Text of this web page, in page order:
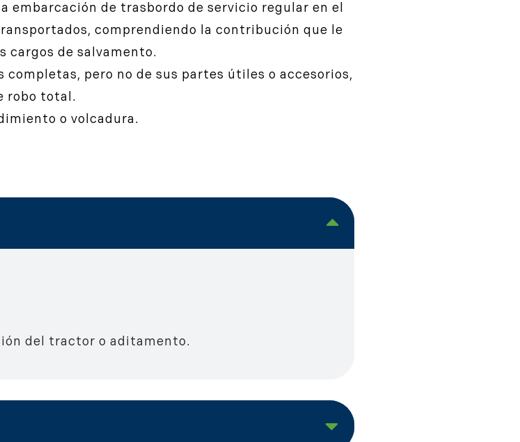
embarcación de trasbordo de servicio regular en el
comprendiendo la contribución que le
cargos de salvamento.
completas, pero no de sus partes útiles o accesorios,
robo total.
o volcadura.
del tractor o aditamento.